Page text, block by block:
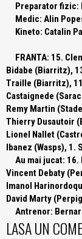
Preparator fizic:
Medic: Alin
Kineto: Catalin
FRANTA: 15.
Bidabe (Biarritz),
Traille (Biarritz),
Castaignede
Remy Martin
Thierry Dusautoir
Lionel Nallet
Ibanez (Wasps), 1.
Au mai jucat: 16.
Vincent Debaty
Imanol
David Marty
Antrenor:
LASA UN